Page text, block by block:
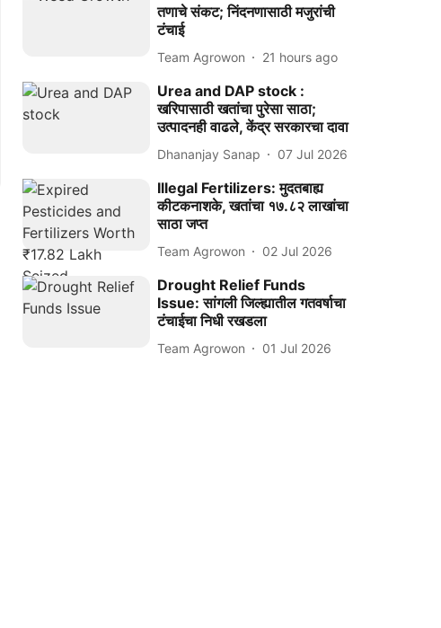
तणाचे संकट; निंदनणासाठी मजुरांची
टंचाई
Team Agrowon 21 hours ago
Urea and DAP stock :
खरिपासाठी खतांचा पुरेसा साठा;
उत्पादनही वाढले, केंद्र सरकारचा दावा
Dhananjay Sanap 07 Jul 2026
Illegal Fertilizers: मुदतबाह्य
कीटकनाशके, खतांचा १७.८२ लाखांचा
साठा जप्त
Team Agrowon 02 Jul 2026
Drought Relief Funds
Issue: सांगली जिल्ह्यातील गतवर्षाचा
टंचाईचा निधी रखडला
Team Agrowon 01 Jul 2026